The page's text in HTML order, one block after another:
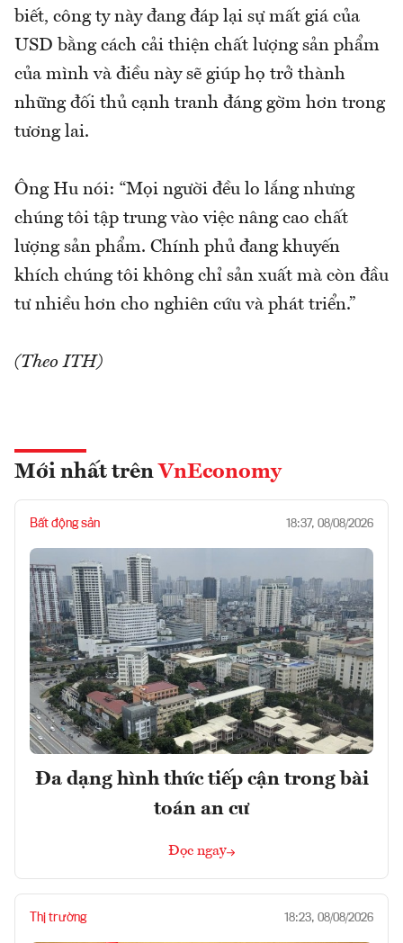
biết, công ty này đang đáp lại sự mất giá của
USD bằng cách cải thiện chất lượng sản phẩm
của mình và điều này sẽ giúp họ trở thành
những đối thủ cạnh tranh đáng gờm hơn trong
tương lai.
Ông Hu nói: “Mọi người đều lo lắng nhưng
chúng tôi tập trung vào việc nâng cao chất
lượng sản phẩm. Chính phủ đang khuyến
khích chúng tôi không chỉ sản xuất mà còn đầu
tư nhiều hơn cho nghiên cứu và phát triển.”
(Theo ITH)
Mới nhất trên VnEconomy
Bất động sản 18:37, 08/08/2026
Đa dạng hình thức tiếp cận trong bài
toán an cư
Đọc ngay
Thị trường 18:23, 08/08/2026